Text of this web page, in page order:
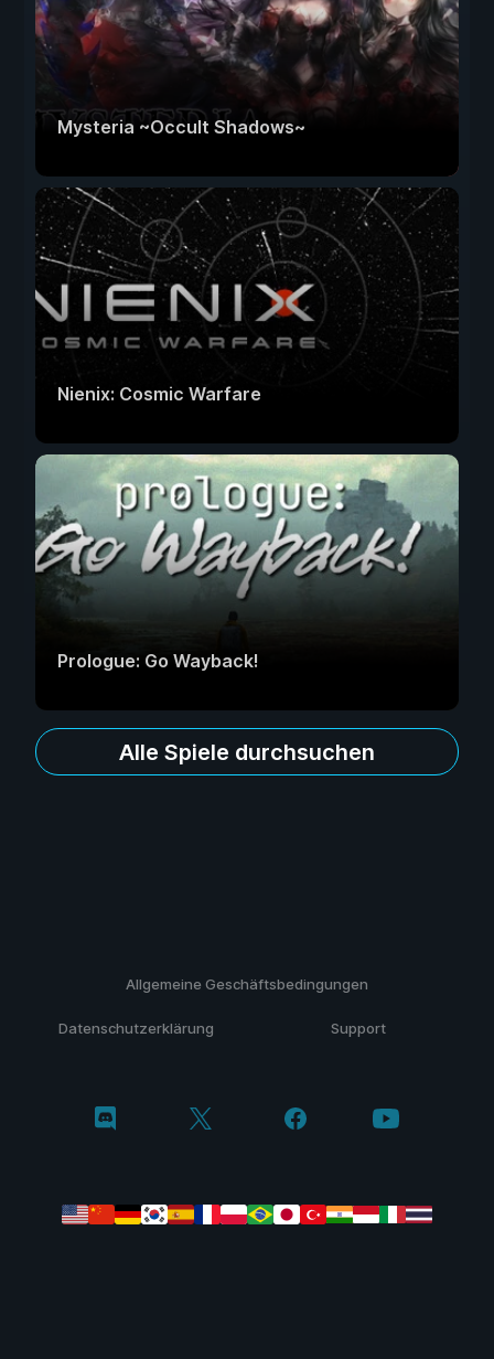
Mysteria ~Occult Shadows~
Nienix: Cosmic Warfare
Prologue: Go Wayback!
Alle Spiele durchsuchen
Allgemeine Geschäftsbedingungen
Datenschutzerklärung Support